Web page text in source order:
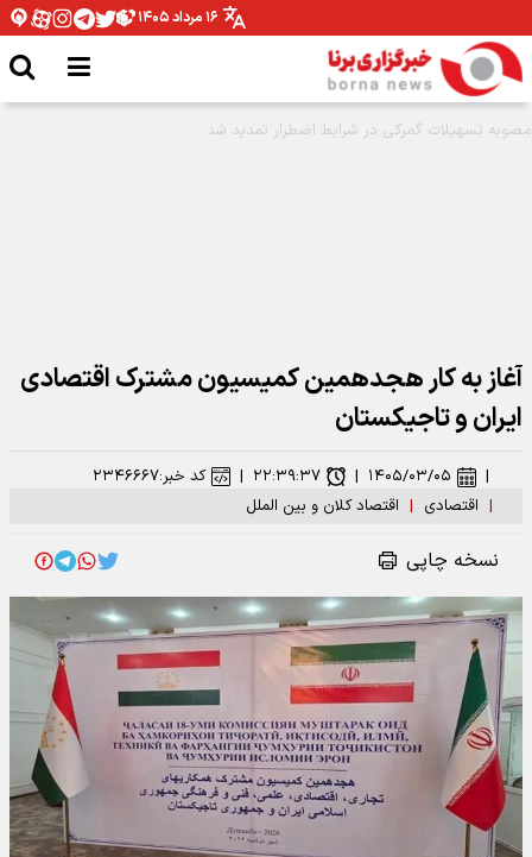
۱۶ مرداد ۱۴۰۵
طرح‌های توسعه‌ای صنعت نفت با تکیه بر توان داخلی اجرا می شود
آغاز به کار هجدهمین کمیسیون مشترک اقتصادی
ایران و تاجیکستان
| اقتصادی | اقتصاد کلان و بین الملل
| ۱۴۰۵/۰۳/۰۵ | ۲۲:۳۹:۳۷ | کد خبر:۲۳۴۶۶۶۷
نسخه چاپی